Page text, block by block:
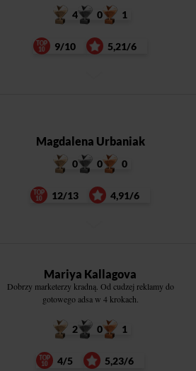
4 0 1
9/10 5,21/6
Magdalena Urbaniak
0 0 0
12/13 4,91/6
Mariya Kallagova
Dobrzy marketerzy kradną. Od cudzej reklamy do
gotowego adsa w 4 krokach.
2 0 1
4/5 5,23/6